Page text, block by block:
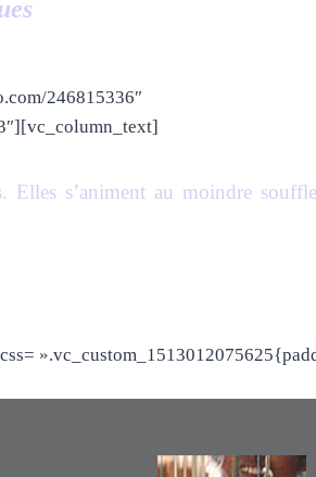
246815336″
Elles s’animent au moindre